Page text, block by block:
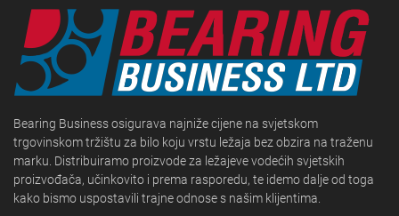
Bearing Business osigurava najniže cijene na svjetskom
trgovinskom tržištu za bilo koju vrstu ležaja bez obzira na traženu
marku. Distribuiramo proizvode za ležajeve vodećih svjetskih
proizvođača, učinkovito i prema rasporedu, te idemo dalje od toga
kako bismo uspostavili trajne odnose s našim klijentima.